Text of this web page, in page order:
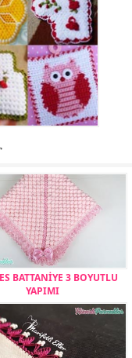
BATTANİYE 3 BOYUTLU
YAPIMI